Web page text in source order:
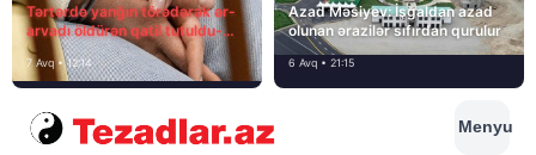
Tərtərdə yanğın törədərək ər-
arvadı öldürən qatil tutuldu-
SON DƏQİQƏ
7 Avq • 12:14
Azad Məsiyev: İşğaldan azad
olunan ərazilər sıfırdan qurulur
6 Avq • 21:15
Menyu